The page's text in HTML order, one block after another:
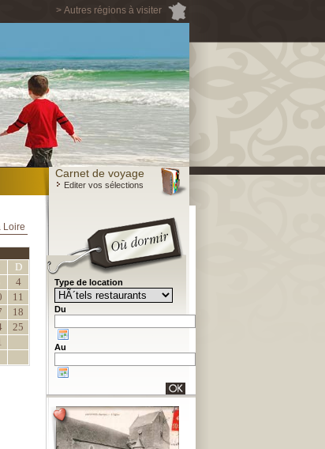
> Autres régions à visiter
Carnet de voyage
Editer vos sélections
Loire
D
4
11
18
25
Type de location
Du
Au